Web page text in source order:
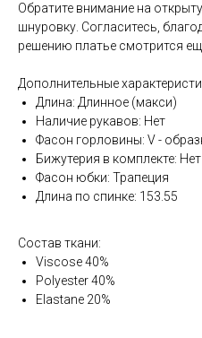
Обратите внимание на
шнуровку. Согласитесь,
решению платье смотрится
Дополнительные
Длина: Длинное (макси)
Наличие рукавов: Нет
Фасон горловины: V -
Бижутерия в комплекте: Нет
Фасон юбки: Трапеция
Длина по спинке: 153.55
Состав ткани:
Viscose 40%
Polyester 40%
Elastane 20%